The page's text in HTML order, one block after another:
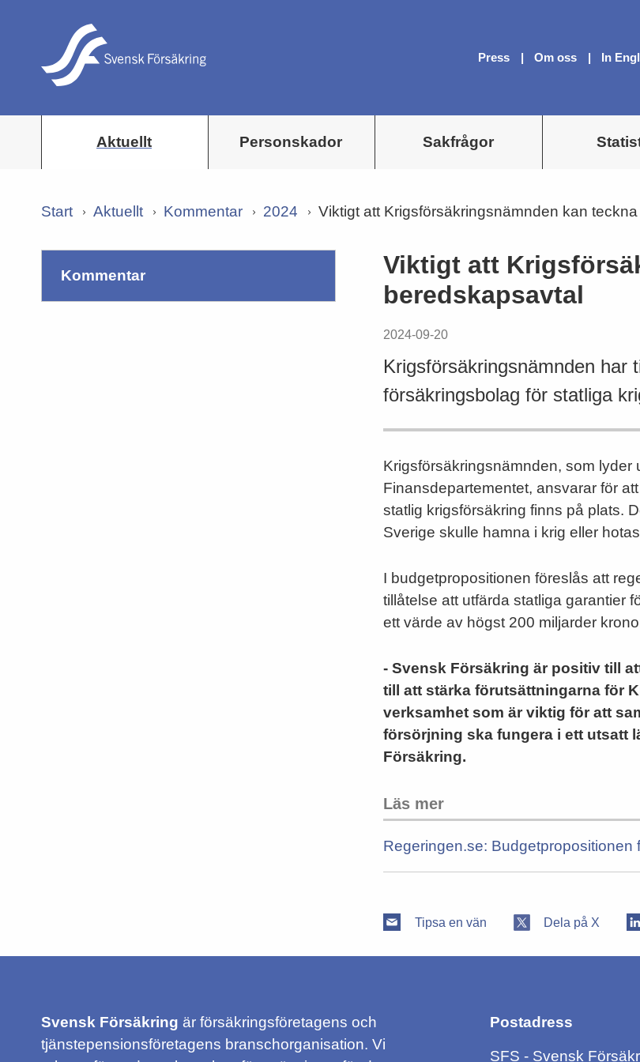
Press Om oss In
Aktuellt Personskador Sakfrågor
Start Aktuellt Kommentar 2024 Viktigt att Krigsförsäkringsnämnden kan
kommentar
Viktigt att
beredskapsavtal
2024-09-20
Krigsförsäkringsnämnden har
försäkringsbolag för statliga
Krigsförsäkringsnämnden, som lyder
Finansdepartementet, ansvarar för
statlig krigsförsäkring finns på plats.
Sverige skulle hamna i krig eller
I budgetpropositionen föreslås att
tillåtelse att utfärda statliga garantier
ett värde av högst 200 miljarder
- Svensk Försäkring är positiv till
till att stärka förutsättningarna för
verksamhet som är viktig för att
försörjning ska fungera i ett utsatt
Försäkring.
Läs mer
Regeringen.se: Budgetpropositionen
Tipsa en vän Dela på X
Svensk Försäkring är försäkringsföretagens och
tjänstepensionsföretagens branschorganisation. Vi
Postadress
SFS - Svensk